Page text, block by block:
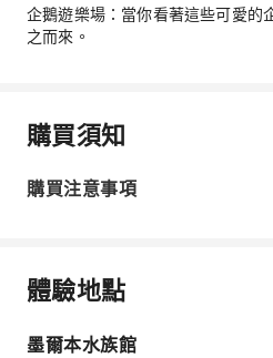
企鵝遊樂場：當你看著這些可愛的
之而來。
購買須知
購買注意事項
體驗地點
墨爾本水族館